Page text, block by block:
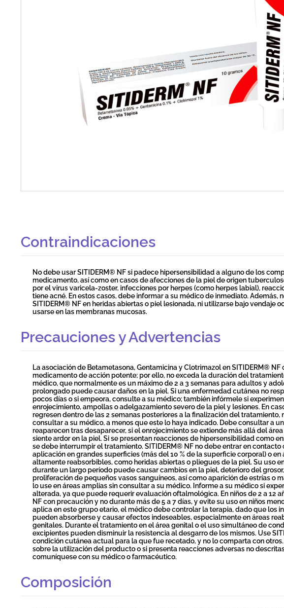
Contraindicaciones
No debe usar SITIDERM® NF si padece hipersensibilidad a alguno de los
medicamento, así como en casos de afecciones de la piel de origen
por el virus varicela-zoster, infecciones por herpes (como herpes labial),
tiene acné. En estos casos, debe informar a su médico de inmediato. Además,
SITIDERM® NF en heridas abiertas o piel lesionada, ni utilizarse bajo vendaje
usarse en las membranas mucosas.
Precauciones y Advertencias
La asociación de Betametasona, Gentamicina y Clotrimazol en SITIDERM® NF
medicamento de acción potente; por ello, no exceda la duración del
médico, que normalmente es un máximo de 2 a 3 semanas para adultos y
prolongado puede causar daños en la piel. Si una enfermedad cutánea no
pocos días o si empeora, consulte a su médico; también infórmele si
enrojecimiento, ampollas o adelgazamiento severo de la piel y lesiones. En
regresen dentro de las 2 semanas posteriores a la finalización del tratamiento,
consultar a su médico, a menos que este lo haya indicado. Debe consultar a
reaparecen tras desaparecer, si el enrojecimiento se extiende más allá del
siente ardor en la piel. Si se presentan reacciones de hipersensibilidad como
se debe interrumpir el tratamiento. SITIDERM® NF no debe entrar en contacto
aplicación en grandes superficies (más del 10 % de la superficie corporal) o en
altamente reabsorbibles, como heridas abiertas o pliegues de la piel. Su uso
durante un largo período puede causar cambios en la piel, deterioro del
proliferación de pequeños vasos sanguíneos, así como aparición de estrías o
lo use en áreas amplias sin consultar a su médico. Informe a su médico si
alterada, ya que puede requerir evaluación oftalmológica. En niños de 2 a 12
NF con precaución y no durante más de 5 a 7 días, y evite su uso en niños
aplica en este grupo etario, el médico debe controlar la terapia, dado que los
pueden absorberse y causar efectos indeseables, especialmente en áreas
genitales. Durante el tratamiento en el área genital o el uso simultáneo de
excipientes pueden disminuir la resistencia al desgarro de los mismos. Use
condición cutánea actual para la que fue recetado, y no lo comparta con
sobre la utilización del producto o si presenta reacciones adversas no
comuníquese con su médico o farmacéutico.
Composición